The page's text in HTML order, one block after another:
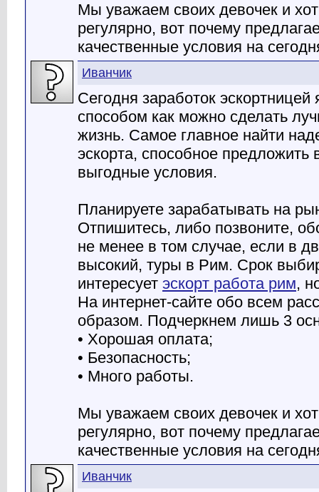
Мы уважаем своих девочек и
регулярно, вот почему
качественные условия на
Иванчик
Сегодня заработок
способом как можно сделать
жизнь. Самое главное найти
эскорта, способное предложить
выгодные условия.
Планируете зарабатывать на
Отпишитесь, либо позвоните,
не менее в том случае, если в
высокий, туры в Рим. Срок
интересует эскорт работа рим,
На интернет-сайте обо всем
образом. Подчеркнем лишь 3
• Хорошая оплата;
• Безопасность;
• Много работы.
Мы уважаем своих девочек и
регулярно, вот почему
качественные условия на
Иванчик